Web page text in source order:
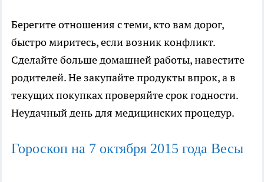
Берегите отношения с теми, кто вам дорог,
быстро миритесь, если возник конфликт.
Сделайте больше домашней работы, навестите
родителей. Не закупайте продукты впрок, а в
текущих покупках проверяйте срок годности.
Неудачный день для медицинских процедур.
Гороскоп на 7 октября 2015 года Весы